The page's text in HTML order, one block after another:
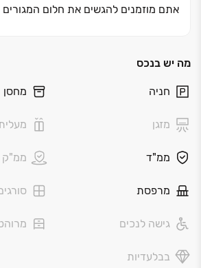
אתם מוזמנים להגשים את חלום
מה יש בנכס
חניה מחסן
מזגן
ממ"ד ממ"ק
מרפסת
גישה לנכים
בבלעדיות